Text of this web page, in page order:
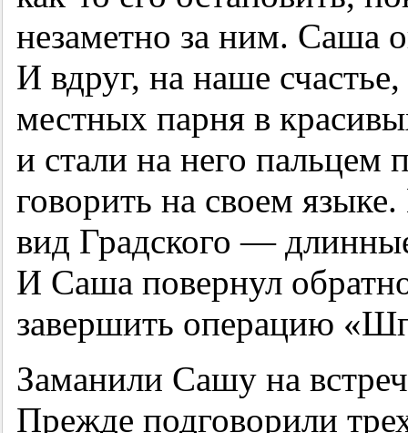
незаметно за ним. Саша
И вдруг, на наше
местных парня в
и стали на него пальцем
говорить на своем
вид Градского —
И Саша повернул
завершить операцию
Заманили Сашу на
Прежде подговорили